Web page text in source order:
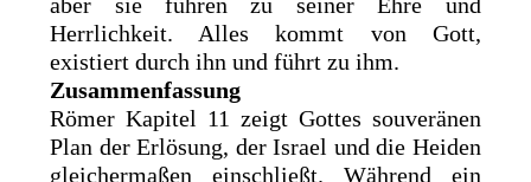
Herrlichkeit. Alles kommt von Gott,
existiert durch ihn und führt zu ihm.
Zusammenfassung
Römer Kapitel 11 zeigt Gottes souveränen
Plan der Erlösung, der Israel und die Heiden
gleichermaßen einschließt. Während ein